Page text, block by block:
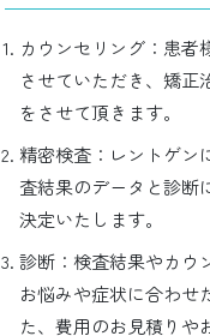
カウンセリング：患者
させていただき、矯正
をさせて頂きます。
精密検査：レントゲン
査結果のデータと診断
決定いたします。
診断：検査結果やカウ
お悩みや症状に合わせ
た、費用のお見積りや